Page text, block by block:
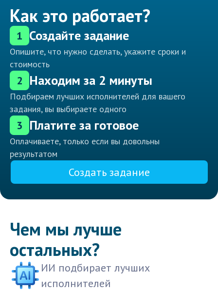
Как это работает?
1 Создайте задание
Опишите, что нужно сделать, укажите сроки и
стоимость
2 Находим за 2 минуты
Подбираем лучших исполнителей для вашего
задания, вы выбираете одного
3 Платите за готовое
Оплачиваете, только если вы довольны
результатом
Создать задание
Чем мы лучше
остальных?
ИИ подбирает лучших
исполнителей